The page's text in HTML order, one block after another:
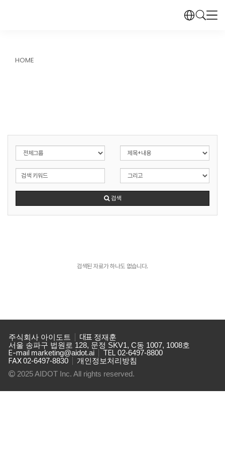
HOME
검색
검색된 자료가 하나도 없습니다.
주식회사 아이도트 대표 정재훈
서울 송파구 법원로 128, 문정 SKV1, C동 1007, 1008호
E-mail marketing@aidot.ai TEL 02-6497-8800
FAX02-6497-8830
개인정보처리방침
2025 AIDOT Inc. All rights reserved.